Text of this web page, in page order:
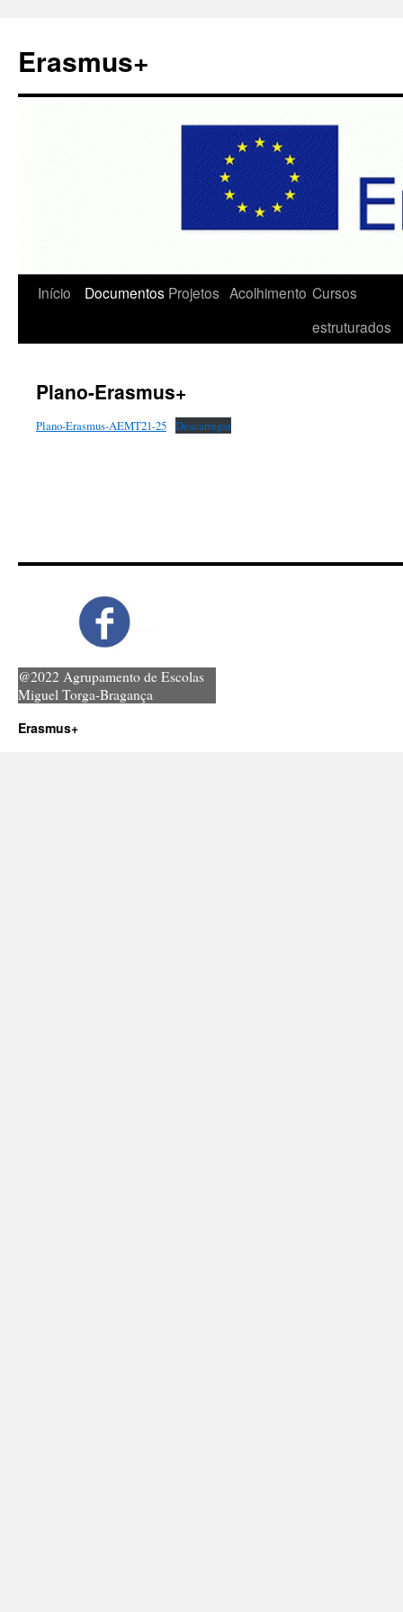
Erasmus+
Saltar
conteúdo
Início Documentos Projetos Acolhimento Cursos
estruturados
Plano-Erasmus+
Plano-Erasmus-AEMT21-25 Descarregar
@2022 Agrupamento de Escolas
Miguel Torga-Bragança
Erasmus+